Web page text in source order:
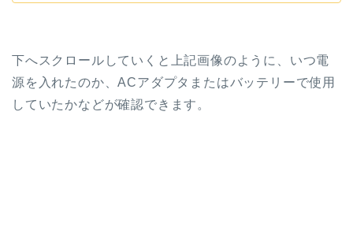
下へスクロールしていくと上記画像のように、いつ電
源を入れたのか、ACアダプタまたはバッテリーで使用
していたかなどが確認できます。